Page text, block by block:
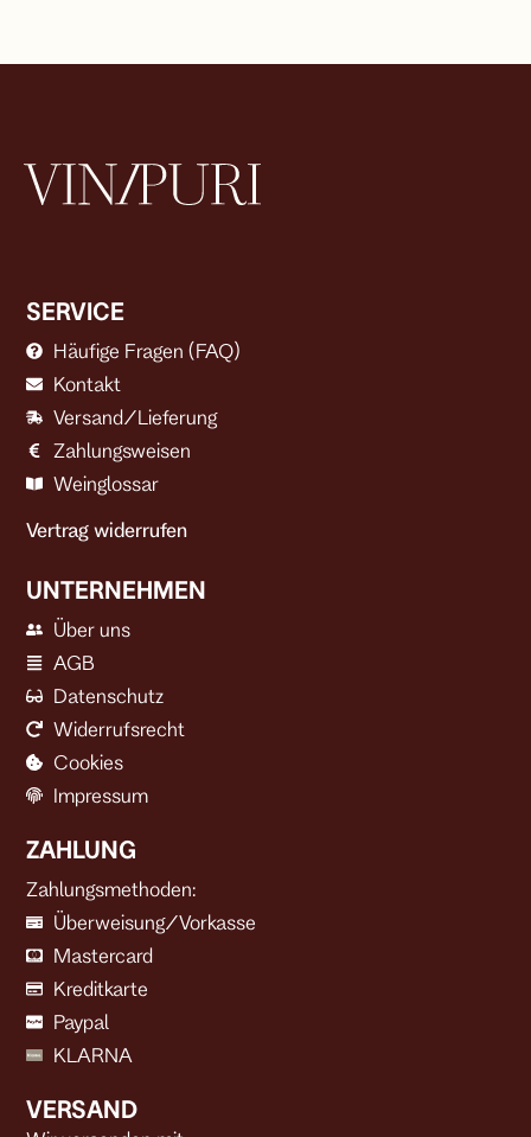
SERVICE
Häufige Fragen (FAQ)
Kontakt
Versand/Lieferung
Zahlungsweisen
Weinglossar
Vertrag widerrufen
UNTERNEHMEN
Über uns
AGB
Datenschutz
Widerrufsrecht
Cookies
Impressum
ZAHLUNG
Zahlungsmethoden:
Überweisung/Vorkasse
Mastercard
Kreditkarte
Paypal
KLARNA
VERSAND